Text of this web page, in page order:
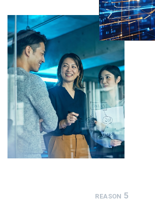
REASON 5